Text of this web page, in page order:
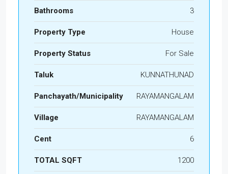
Bathrooms 3
Property Type House
Property Status For Sale
Taluk KUNNATHUNAD
Panchayath/Municipality RAYAMANGALAM
Village RAYAMANGALAM
Cent 6
TOTAL SQFT 1200